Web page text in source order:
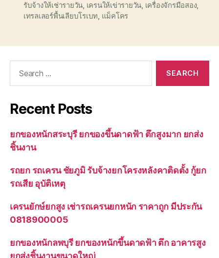
รับจ้างให้เช่ารายวัน, เครนให้เข่ารายวัน, เครื่องจักรมือสอง,
เทรลเลอร์พื้นเลียบโรเบท, แม็คโคร
Recent Posts
ยกของหนักสระบุรี ยกของขึ้นดาดฟ้า ตึกสูงมาก ยกส่ง
ชิ้นงาน
รถยก รถเครน ชัยภูมิ รับจ้างยกโครงหลังคาติดตั้ง กู้ยก
รถเสีย อุบัติเหตุ
เครนยักษ์ยกสูง เช่ารถเครนยกหนัก ราคาถูก มีประกัน
0818900005
ยกของหนักลพบุรี ยกของหนักขึ้นดาดฟ้า ตึก อาคารสูง
ยกส่งชิ้นงานขนาดใหญ่